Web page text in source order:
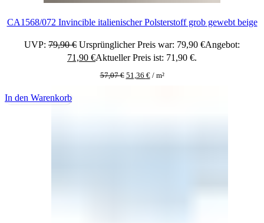
CA1568/072 Invincible italienischer Polsterstoff grob gewebt beige
UVP: 79,90€ Ursprünglicher Preis war: 79,90 €Angebot:
71,90 €Aktueller Preis ist: 71,90 €.
57,07€ 51,36 €/ m²
In den Warenkorb